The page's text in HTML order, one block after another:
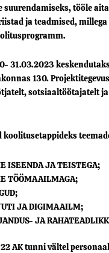
tööle
ja teadmised,
31.03.2023
130.
sotsiaaltöötajatelt ja
koolitusetappideks
ISEENDA JA TEISTEGA;
TÖÖMAAILMAGA;
JA DIGIMAAILM;
JA
AK tunni vältel